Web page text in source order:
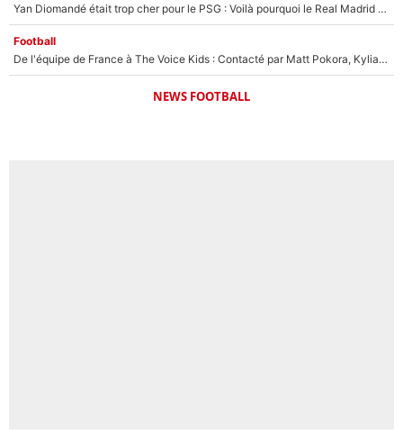
Yan Diomandé était trop cher pour le PSG : Voilà pourquoi le Real Madrid a accepté de payer la somme record de 140M€ pour boucler son transfert !
Football
De l'équipe de France à The Voice Kids : Contacté par Matt Pokora, Kylian Mbappé a accepté de jouer un rôle inédit sur TF1 !
NEWS FOOTBALL